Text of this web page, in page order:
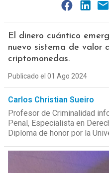
El dinero cuántico
nuevo sistema de valor
criptomonedas.
Publicado el 01 Ago 2024
Carlos Christian Sueiro
Profesor de Criminalidad
Penal, Especialista en
Diploma de honor por la